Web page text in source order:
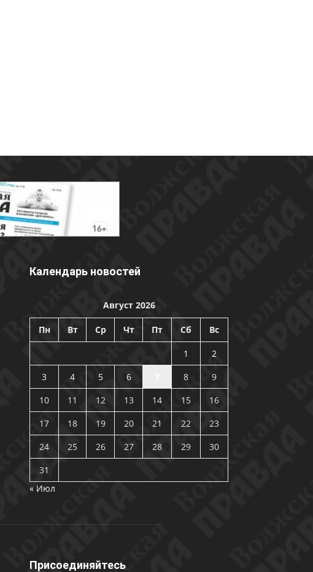
Календарь новостей
Август 2026
Пн Вт Ср Чт Пт Сб Вс
1
2
3
4 5 6 8
9
10
11 12 13 14 15
16
17
18 19 20 21 22
23
24
25 26 27 28 29
30
31
« Июл
Присоединяйтесь